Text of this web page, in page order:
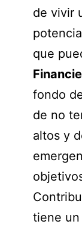
de vivir
que
fondo
de no
altos y
tiene